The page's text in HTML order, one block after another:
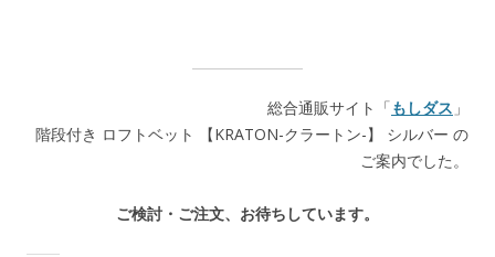
総合通販サイト「もしダス 」
階段付き ロフトベット 【KRATON-クラートン-】 シルバー の
ご案内でした。
ご検討・ご注文、お待ちしています。